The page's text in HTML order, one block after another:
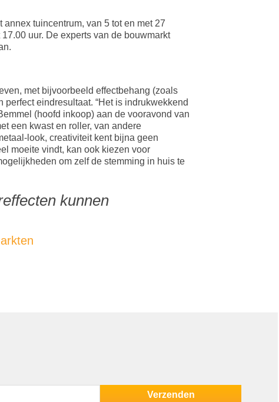
tuincentrum, van 5 tot en met 27
uur. De experts van de bouwmarkt
met bijvoorbeeld effectbehang (zoals
eindresultaat. “Het is indrukwekkend
(hoofd inkoop) aan de vooravond van
een kwast en roller, van andere
look, creativiteit kent bijna geen
moeite vindt, kan ook kiezen voor
om zelf de stemming in huis te
kunnen